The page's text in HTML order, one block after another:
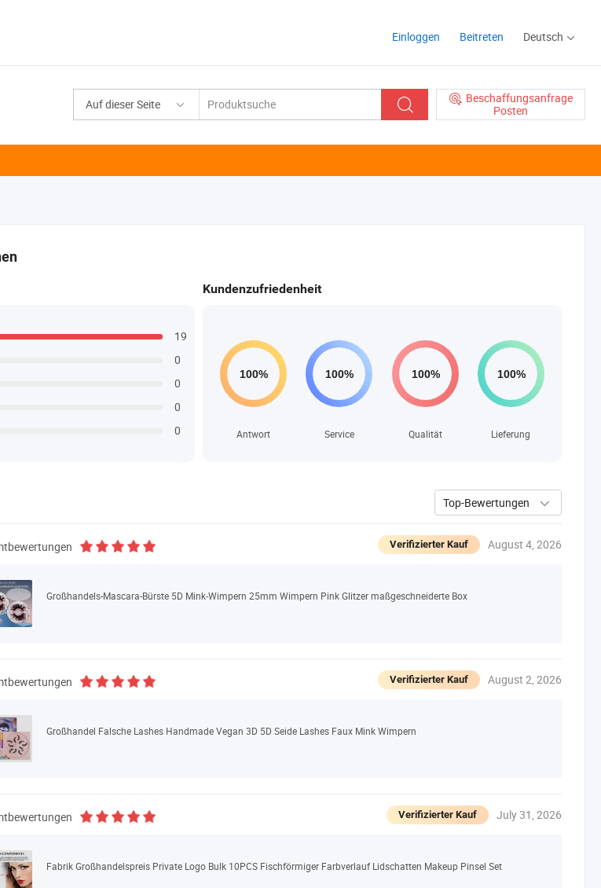
Einloggen Beitreten Deutsch
Auf dieser Seite
Beschaffungsanfrage
Posten
19
0
0
0
0
Kundenzufriedenheit
Antwort Service Qualität Lieferung
Top-Bewertungen
Verifizierter Kauf August 4, 2026
Großhandels-Mascara-Bürste 5D Mink-Wimpern 25mm Wimpern Pink Glitzer maßgeschneiderte Box
Verifizierter Kauf August 2, 2026
Großhandel Falsche Lashes Handmade Vegan 3D 5D Seide Lashes Faux Mink Wimpern
Verifizierter Kauf July 31, 2026
Fabrik Großhandelspreis Private Logo Bulk 10PCS Fischförmiger Farbverlauf Lidschatten Makeup Pinsel Set